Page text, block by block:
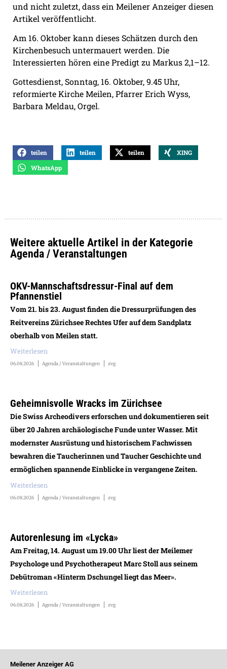
und nicht zuletzt, dass ein Meilener Anzeiger diesen
Artikel veröffentlicht.
Am 16. Oktober kann dieses Schätzen durch den
Kirchenbesuch untermauert werden. Die
Interessierten hören eine Predigt zu Markus 2,1–12.
Gottesdienst, Sonntag, 16. Oktober, 9.45 Uhr,
reformierte Kirche Meilen, Pfarrer Erich Wyss,
Barbara Meldau, Orgel.
teilen teilen teilen
XING
WhatsApp
Weitere aktuelle Artikel in der Kategorie
Agenda / Veranstaltungen
OKV-Mannschaftsdressur-Final auf dem
Pfannenstiel
Vom 21. bis 23. August finden die Dressurprüfungen des
Reitvereins Zürichsee Rechtes Ufer auf dem Sandplatz
oberhalb von Meilen statt.
Weiterlesen
06.08.2026 Agenda / Veranstaltungen zvg
Geheimnisvolle Wracks im Zürichsee
Die Swiss Archeodivers erforschen und dokumentieren seit
über 20 Jahren archäologische Funde unter Wasser. Mit
modernster Ausrüstung und historischem Fachwissen
bewahren die Taucherinnen und Taucher Geschichte und
ermöglichen spannende Einblicke in vergangene Zeiten.
Weiterlesen
06.08.2026 Agenda / Veranstaltungen zvg
Autorenlesung im «Lycka»
Am Freitag, 14. August um 19.00 Uhr liest der Meilemer
Psychologe und Psychotherapeut Marc Stoll aus seinem
Debütroman «Hinterm Dschungel liegt das Meer».
Weiterlesen
06.08.2026 Agenda / Veranstaltungen zvg
Meilener Anzeiger AG